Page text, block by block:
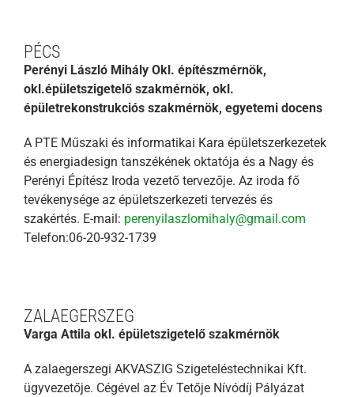
PÉCS
Perényi László Mihály Okl. építészmérnök,
okl.épületszigetelő szakmérnök, okl.
épületrekonstrukciós szakmérnök, egyetemi docens
A PTE Műszaki és informatikai Kara épületszerkezetek
és energiadesign tanszékének oktatója és a Nagy és
Perényi Építész Iroda vezető tervezője. Az iroda fő
tevékenysége az épületszerkezeti tervezés és
szakértés. E-mail: perenyilaszlomihaly@gmail.com
Telefon:06-20-932-1739
ZALAEGERSZEG
Varga Attila okl. épületszigetelő szakmérnök
A zalaegerszegi AKVASZIG Szigeteléstechnikai Kft.
ügyvezetője. Cégével az Év Tetője Nívódíj Pályázat